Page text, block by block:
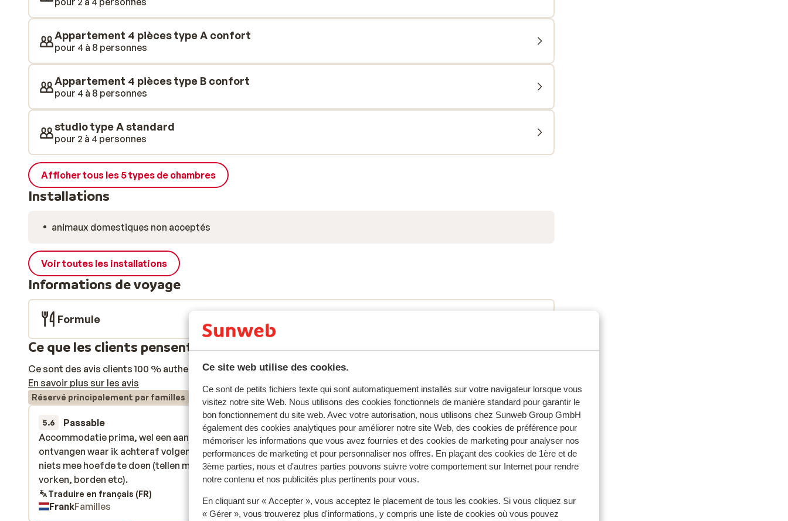
Ce site web utilise des cookies.
Ce sont de petits fichiers texte qui sont automatiquement installés sur votre navigateur lorsque vous
visitez notre site Web. Nous utilisons des cookies fonctionnels de manière standard pour garantir le
bon fonctionnement du site web. Avec votre autorisation, nous utilisons chez Sunweb Group GmbH
également des cookies analytiques pour améliorer notre site Web, des cookies de préférence pour
mémoriser les informations que vous avez fournies et des cookies de marketing pour analyser nos
performances de marketing et pour personnaliser nos offres. En plaçant des cookies de 1ère et de
3ème parties, nous et d'autres parties pouvons suivre votre comportement sur Internet pour rendre
notre contenu et nos publicités plus pertinents pour vous.
En cliquant sur « Accepter », vous acceptez le placement de tous les cookies. Si vous cliquez sur
« Gérer », vous trouverez plus d'informations, y compris une liste de cookies où vous pouvez
Appartement 4 pièces type A confort
pour 4 à 8 personnes
Appartement 4 pièces type B confort
pour 4 à 8 personnes
studio type A standard
pour 2 à 4 personnes
Afficher tous les 5 types de chambres
Installations
animaux domestiques non acceptés
Voir toutes les installations
Informations de voyage
Formule
Ce que les clients pensent
Ce sont des avis clients 100 % authentiques qui reflètent fidèlement leur expérience avec notre produit.
En savoir plus sur les avis
Réservé principalement par familles
5.6 Passable
21 mars 2026
Accommodatie prima, wel een aantal standaard mails
ontvangen waar ik achteraf volgens de organisatie
niets mee hoefde te doen (tellen messen, lepels,
vorken, borden etc).
Accommodatie prima, wel een aantal standaard mails
ontvangen waar ik achteraf volgens de organisatie
niets mee hoefde te doen (tellen messen, lepels,
vorken, borden etc).
Traduire en français (FR)
FrankFamilles
7.3
27 avr. 2024
Eenvoudige accommodatie, maar alles wat je nodig
hebt is aanwezig. De douche is wel erg krap qua ruimte.
Eenvoudige accommodatie, maar alles wat je nodig
hebt is aanwezig. De douche is wel erg krap qua ruimte.
Traduire en français (FR)
AnonymeFamilles